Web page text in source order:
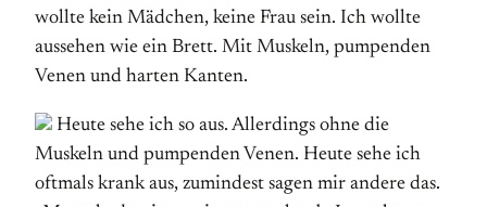
wollte kein Mädchen, keine Frau sein. Ich wollte
aussehen wie ein Brett. Mit Muskeln, pumpenden
Venen und harten Kanten.
Heute sehe ich so aus. Allerdings ohne die
Muskeln und pumpenden Venen. Heute sehe ich
oftmals krank aus, zumindest sagen mir andere das.